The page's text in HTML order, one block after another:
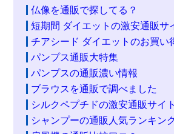
仏像を通販で探してる？
短期間 ダイエットの激安通販サ
チアシード ダイエットのお買い
パンプス通販大特集
パンプスの通販濃い情報
ブラウスを通販で調べました
シルクペプチドの激安通販サイト
シャンプーの通販人気ランキン